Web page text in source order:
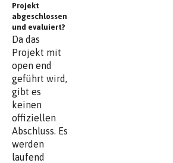
Projekt
abgeschlossen
und evaluiert?
Da das
Projekt mit
open end
geführt wird,
gibt es
keinen
offiziellen
Abschluss. Es
werden
laufend